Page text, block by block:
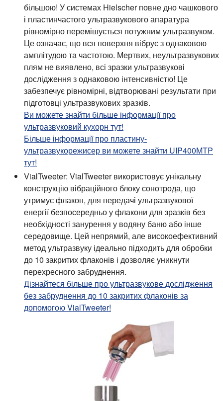
більшою! У системах Hielscher повне дно чашкового
і пластинчастого ультразвукового апаратура
рівномірно перемішується потужним ультразвуком.
Це означає, що вся поверхня вібрує з однаковою
амплітудою та частотою. Мертвих, неультразвукових
плям не виявлено, всі зразки ультразвукові
дослідження з однаковою інтенсивністю! Це
забезпечує рівномірні, відтворювані результати при
підготовці ультразвукових зразків.
Ви можете знайти більше інформації про
ультразвуковий кухорн тут!
Більше інформації про пластину-
ультразвукорежисер ви можете знайти UIP400MTP
тут!
VialTweeter: VialTweeter використовує унікальну
конструкцію вібраційного блоку сонотрода, що
утримує флакон, для передачі ультразвукової
енергії безпосередньо у флакони для зразків без
необхідності занурення у водяну баню або інше
середовище. Цей непрямий, але високоефективний
метод ультразвуку ідеально підходить для обробки
до 10 закритих флаконів і дозволяє уникнути
перехресного забруднення.
Дізнайтеся більше про ультразвукове дослідження
без забруднення до 10 закритих флаконів за
допомогою VialTweeter!